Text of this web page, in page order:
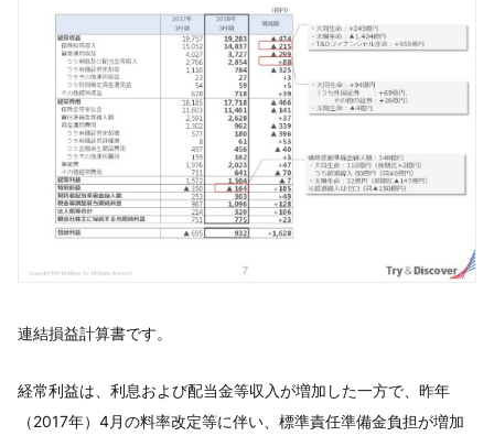
連結損益計算書です。
経常利益は、利息および配当金等収入が増加した一方で、昨年
（2017年）4月の料率改定等に伴い、標準責任準備金負担が増加